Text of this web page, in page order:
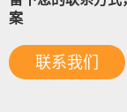
案
联系我们